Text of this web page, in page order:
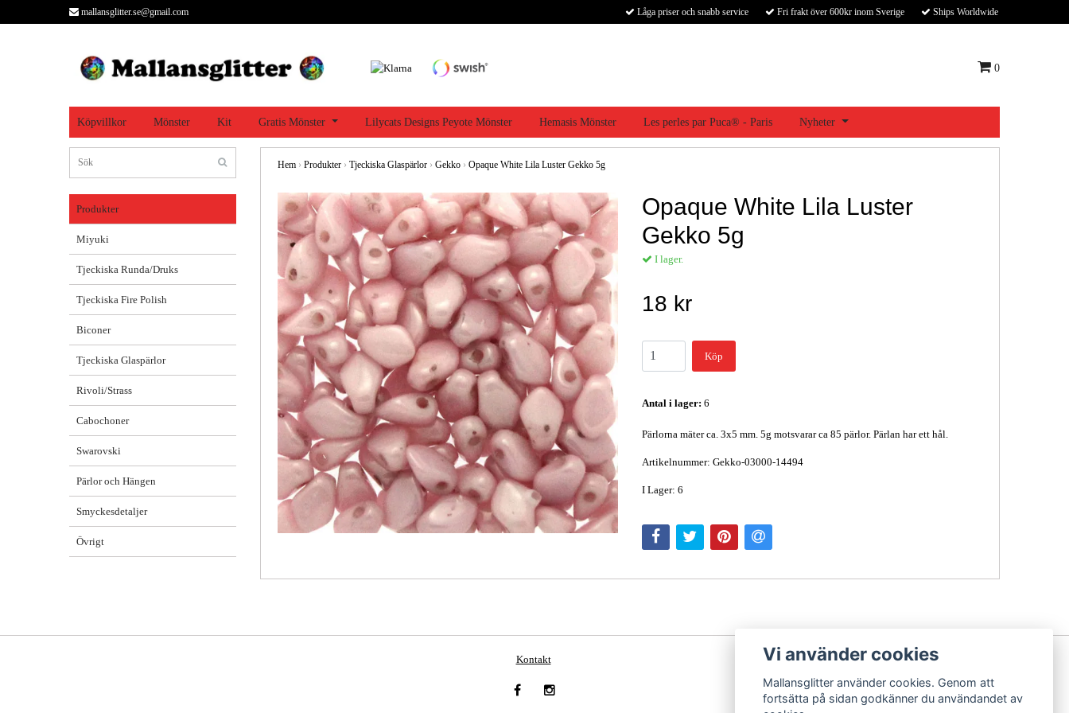
mallansglitter.se@gmail.com Låga priser och snabb service Fri frakt över 600kr inom Sverige Ships Worldwide
0
Köpvillkor Mönster Kit Gratis Mönster Lilycats Designs Peyote Mönster Hemasis Mönster Les perles par Puca® - Paris Nyheter
Produkter
Miyuki
Tjeckiska Runda/Druks
Tjeckiska Fire Polish
Biconer
Tjeckiska Glaspärlor
Rivoli/Strass
Cabochoner
Swarovski
Pärlor och Hängen
Smyckesdetaljer
Övrigt
Hem › Produkter › Tjeckiska Glaspärlor › Gekko › Opaque White Lila Luster Gekko 5g
Opaque White Lila Luster
Gekko 5g
I lager.
18 kr
Köp
Antal i lager: 6
Pärlorna mäter ca. 3x5 mm. 5g motsvarar ca 85 pärlor. Pärlan har ett hål.
Artikelnummer: Gekko-03000-14494
I Lager: 6
Kontakt Vi använder cookies
Mallansglitter använder cookies. Genom att
fortsätta på sidan godkänner du användandet av